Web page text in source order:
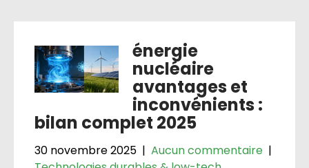
énergie
nucléaire
avantages et
inconvénients :
bilan complet 2025
30 novembre 2025 | Aucun commentaire |